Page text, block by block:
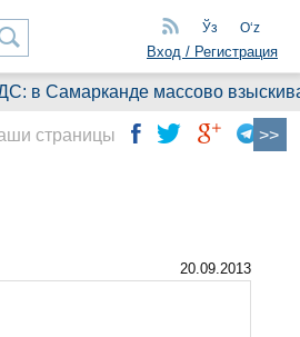
Ўз Oʻz
Вход / Регистрация
в Самарканде массово
20.09.2013
страницы